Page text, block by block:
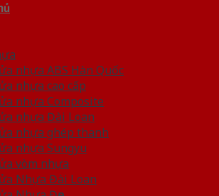
nhựa ABS Hàn Quốc
nhựa cao cấp
nhựa Composite
nhựa Đài Loan
nhựa ghép thanh
nhựa Sungyu
vòm nhựa
Nhựa Đài Loan